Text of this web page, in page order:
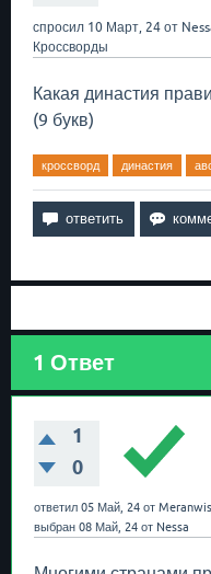
спросил 10 Март, 24 от
Кроссворды
Какая династия
(9 букв)
кроссворд династия
1 Ответ
1
0
ответил 05 Май, 24 от
выбран 08 Май, 24 от Nessa